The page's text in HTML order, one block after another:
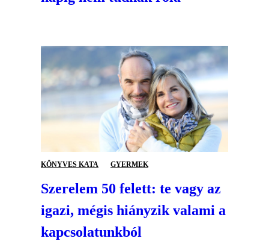
KÖNYVES KATA GYERMEK
Szerelem 50 felett: te vagy az
igazi, mégis hiányzik valami a
kapcsolatunkból